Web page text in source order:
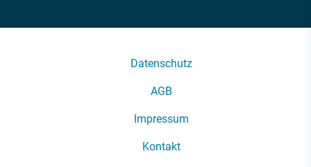
Datenschutz
AGB
Impressum
Kontakt